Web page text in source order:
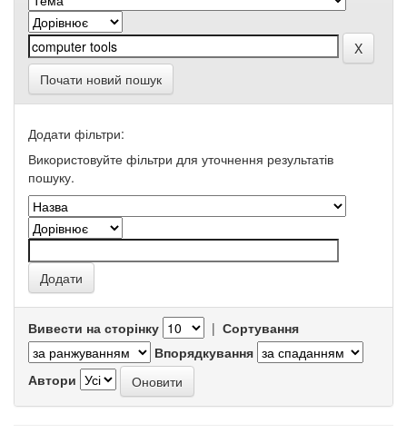
Почати новий пошук
Додати фільтри:
Використовуйте фільтри для уточнення результатів
пошуку.
Вивести на сторінку | Сортування
Впорядкування
Автори